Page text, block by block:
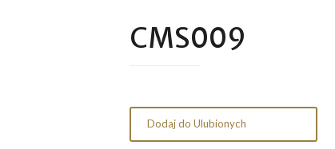
CMS009
Dodaj do Ulubionych